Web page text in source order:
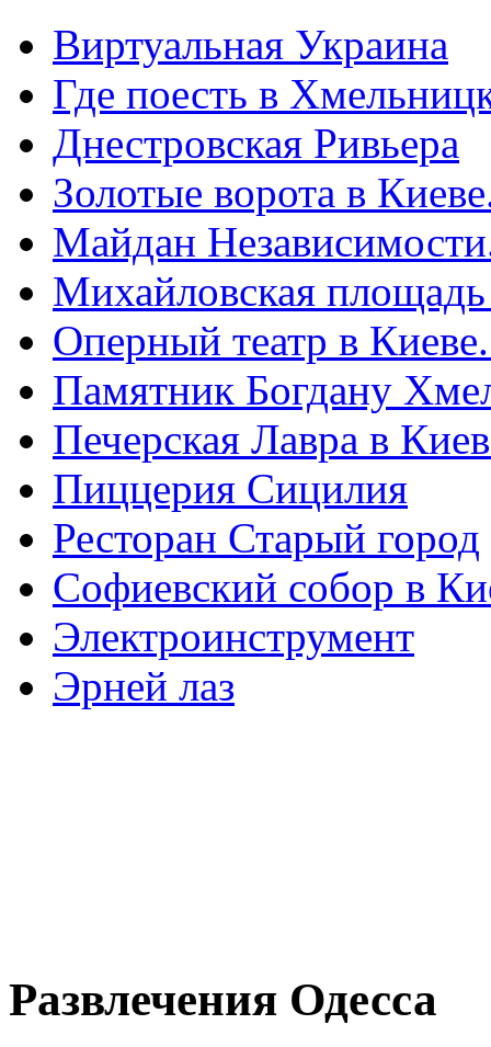
Виртуальная Украина
Где поесть в
Днестровская Ривьера
Золотые ворота в
Майдан
Михайловская
Оперный театр в
Памятник Богдану
Печерская Лавра в
Пиццерия Сицилия
Ресторан Старый город
Софиевский собор в
Электроинструмент
Эрней лаз
Развлечения Одесса